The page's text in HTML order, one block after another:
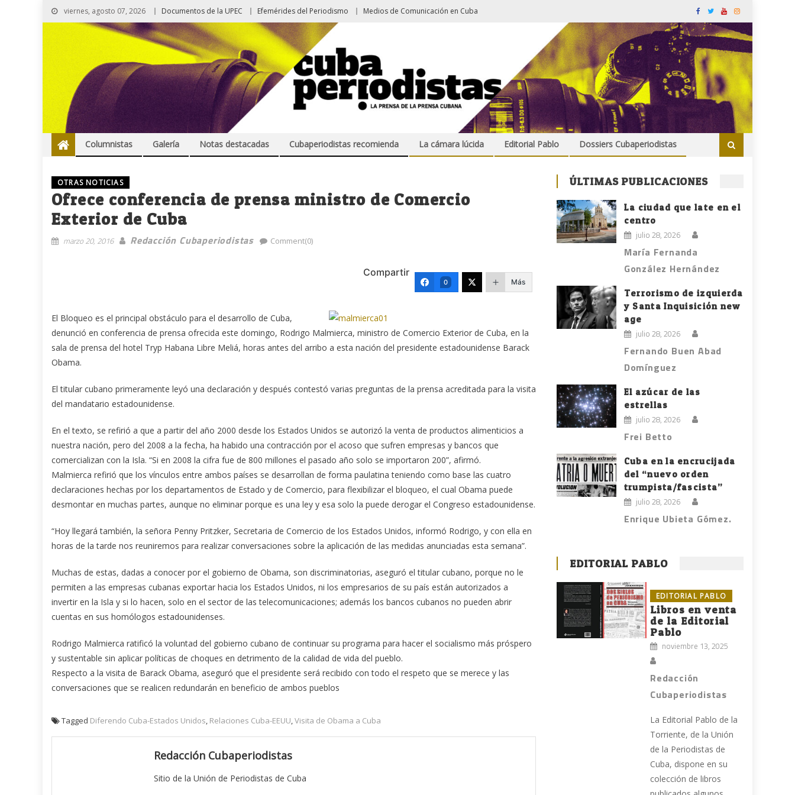
viernes, agosto 07, 2026 Documentos de la UPEC Efemérides del Periodismo Medios de Comunicación en Cuba
Columnistas Galería Notas destacadas Cubaperiodistas recomienda La cámara lúcida Editorial Pablo Dossiers Cubaperiodistas
OTRAS NOTICIAS
Ofrece conferencia de prensa ministro de Comercio
Exterior de Cuba
marzo 20, 2016 Redacción Cubaperiodistas Comment(0)
Compartir
0 Más
El Bloqueo es el principal obstáculo para el desarrollo de Cuba,
denunció en conferencia de prensa ofrecida este domingo, Rodrigo Malmierca, ministro de Comercio Exterior de Cuba, en la
sala de prensa del hotel Tryp Habana Libre Meliá, horas antes del arribo a esta nación del presidente estadounidense Barack
Obama.
El titular cubano primeramente leyó una declaración y después contestó varias preguntas de la prensa acreditada para la visita
del mandatario estadounidense.
En el texto, se refirió a que a partir del año 2000 desde los Estados Unidos se autorizó la venta de productos alimenticios a
nuestra nación, pero del 2008 a la fecha, ha habido una contracción por el acoso que sufren empresas y bancos que
comercializan con la Isla. “Si en 2008 la cifra fue de 800 millones el pasado año solo se importaron 200”, afirmó.
Malmierca refirió que los vínculos entre ambos países se desarrollan de forma paulatina teniendo como base las cuatro
declaraciones hechas por los departamentos de Estado y de Comercio, para flexibilizar el bloqueo, el cual Obama puede
desmontar en muchas partes, aunque no eliminar porque es una ley y esa solo la puede derogar el Congreso estadounidense.
“Hoy llegará también, la señora Penny Pritzker, Secretaria de Comercio de los Estados Unidos, informó Rodrigo, y con ella en
horas de la tarde nos reuniremos para realizar conversaciones sobre la aplicación de las medidas anunciadas esta semana”.
Muchas de estas, dadas a conocer por el gobierno de Obama, son discriminatorias, aseguró el titular cubano, porque no le
permiten a las empresas cubanas exportar hacia los Estados Unidos, ni los empresarios de su país están autorizados a
invertir en la Isla y si lo hacen, solo en el sector de las telecomunicaciones; además los bancos cubanos no pueden abrir
cuentas en sus homólogos estadounidenses.
Rodrigo Malmierca ratificó la voluntad del gobierno cubano de continuar su programa para hacer el socialismo más próspero
y sustentable sin aplicar políticas de choques en detrimento de la calidad de vida del pueblo.
Respecto a la visita de Barack Obama, aseguró que el presidente será recibido con todo el respeto que se merece y las
conversaciones que se realicen redundarán en beneficio de ambos pueblos
Tagged Diferendo Cuba-Estados Unidos, Relaciones Cuba-EEUU,Visita de Obama a Cuba
Redacción Cubaperiodistas
Sitio de la Unión de Periodistas de Cuba
ÚLTIMAS PUBLICACIONES
La ciudad que late en el
centro
julio 28, 2026
María Fernanda
González Hernández
Terrorismo de izquierda
y Santa Inquisición new
age
julio 28, 2026
Fernando Buen Abad
Domínguez
El azúcar de las
estrellas
julio 28, 2026
Frei Betto
Cuba en la encrucijada
del “nuevo orden
trumpista/fascista”
julio 28, 2026
Enrique Ubieta Gómez.
EDITORIAL PABLO
EDITORIAL PABLO
Libros en venta
de la Editorial
Pablo
noviembre 13, 2025
Redacción
Cubaperiodistas
La Editorial Pablo de la
Torriente, de la Unión
de la Periodistas de
Cuba, dispone en su
colección de libros